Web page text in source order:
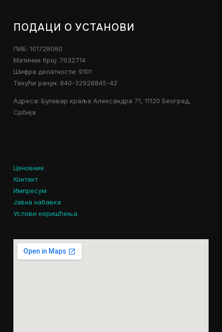
ПОДАЦИ О УСТАНОВИ
ПИБ: 101728060
Матични број: 7032714
Шифра делатности: 9101
Текући рачун: 840-32928845-42
Адреса: Булевар краља Александра 71, 11120 Београд,
Србија
Ценовник
Контакт
Импресум
Јавна набавка
Услови коришћења